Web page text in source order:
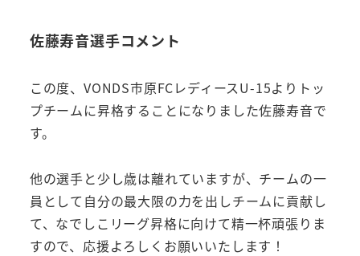
佐藤寿音選手コメント
この度、VONDS市原FCレディースU-15よりトッ
プチームに昇格することになりました佐藤寿音で
す。
他の選手と少し歳は離れていますが、チームの一
員として自分の最大限の力を出しチームに貢献し
て、なでしこリーグ昇格に向けて精一杯頑張りま
すので、応援よろしくお願いいたします！